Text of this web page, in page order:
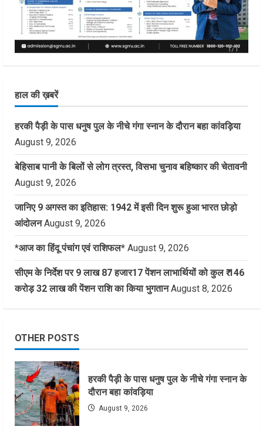
हाल की ख़बरें
हरकी पैड़ी के पास धनुष पुल के नीचे गंगा स्नान के दौरान बहा कांवड़िया
August 9, 2026
बेहिसाब पानी के बिलों से लोग त्रस्त, विसभा चुनाव बहिष्कार की चेतावनी
August 9, 2026
जानिए 9 अगस्त का इतिहास: 1942 में इसी दिन शुरू हुआ भारत छोड़ो
आंदोलन August 9, 2026
*आज का हिंदू पंचांग एवं राशिफल* August 9, 2026
सीएम के निर्देश पर 9 लाख 87 हजार17 पेंशन लाभार्थियों को कुल ₹ 146
करोड़ 32 लाख की पेंशन राशि का किया भुगतान August 8, 2026
OTHER POSTS
हरकी पैड़ी के पास धनुष पुल के नीचे गंगा स्नान के
दौरान बहा कांवड़िया
August 9, 2026